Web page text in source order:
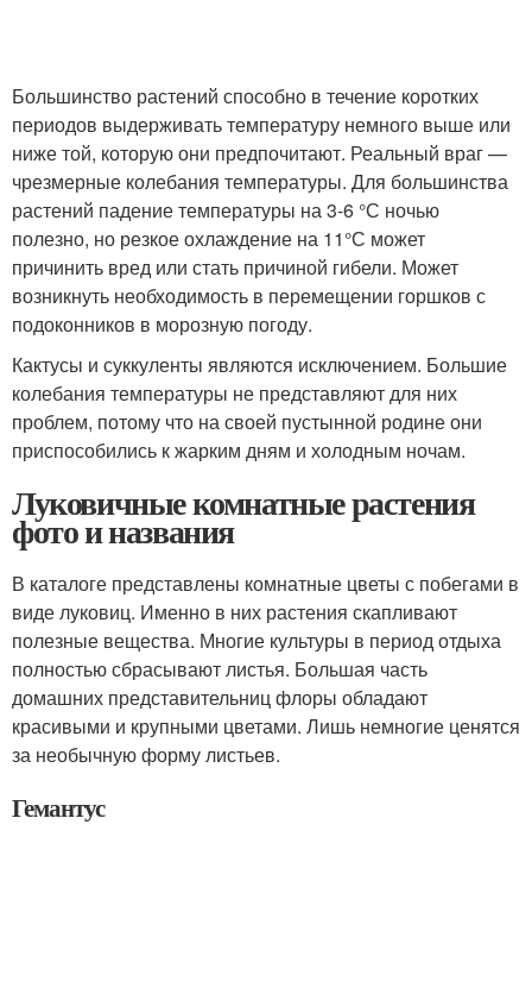
Большинство растений способно в течение коротких
периодов выдерживать температуру немного выше или
ниже той, которую они предпочитают. Реальный враг —
чрезмерные колебания температуры. Для большинства
растений падение температуры на 3-6 °С ночью
полезно, но резкое охлаждение на 11°С может
причинить вред или стать причиной гибели. Может
возникнуть необходимость в перемещении горшков с
подоконников в морозную погоду.
Кактусы и суккуленты являются исключением. Большие
колебания температуры не представляют для них
проблем, потому что на своей пустынной родине они
приспособились к жарким дням и холодным ночам.
Луковичные комнатные растения
фото и названия
В каталоге представлены комнатные цветы с побегами в
виде луковиц. Именно в них растения скапливают
полезные вещества. Многие культуры в период отдыха
полностью сбрасывают листья. Большая часть
домашних представительниц флоры обладают
красивыми и крупными цветами. Лишь немногие ценятся
за необычную форму листьев.
Гемантус